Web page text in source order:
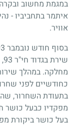
במגמת מחשוב
איתמר בתחביביו -
אוויר.
בסוף חודש נובמבר
שירת בגדוד חי"ר 93
מחלקה. במהלך
כחודשיים לפני
בתעודת השחרור,
מפקדיו כבעל כושר
בעל כושר ביקורת